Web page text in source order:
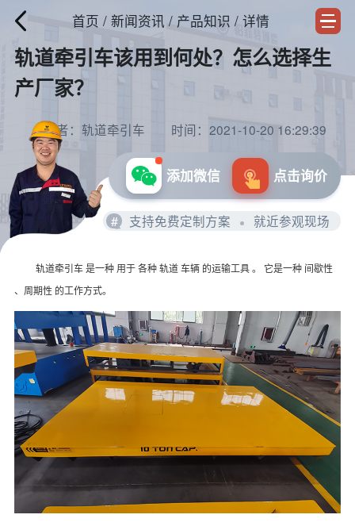
首页 / 新闻资讯 / 产品知识 / 详情
轨道牵引车该用到何处？怎么选择生
产厂家？
作者：轨道牵引车 时间：2021-10-20 16:29:39
添加微信 点击询价
# 支持免费定制方案 就近参观现场
轨道牵引车 是一种 用于 各种 轨道 车辆 的运输工具 。 它是一种 间歇性
、周期性 的工作方式。